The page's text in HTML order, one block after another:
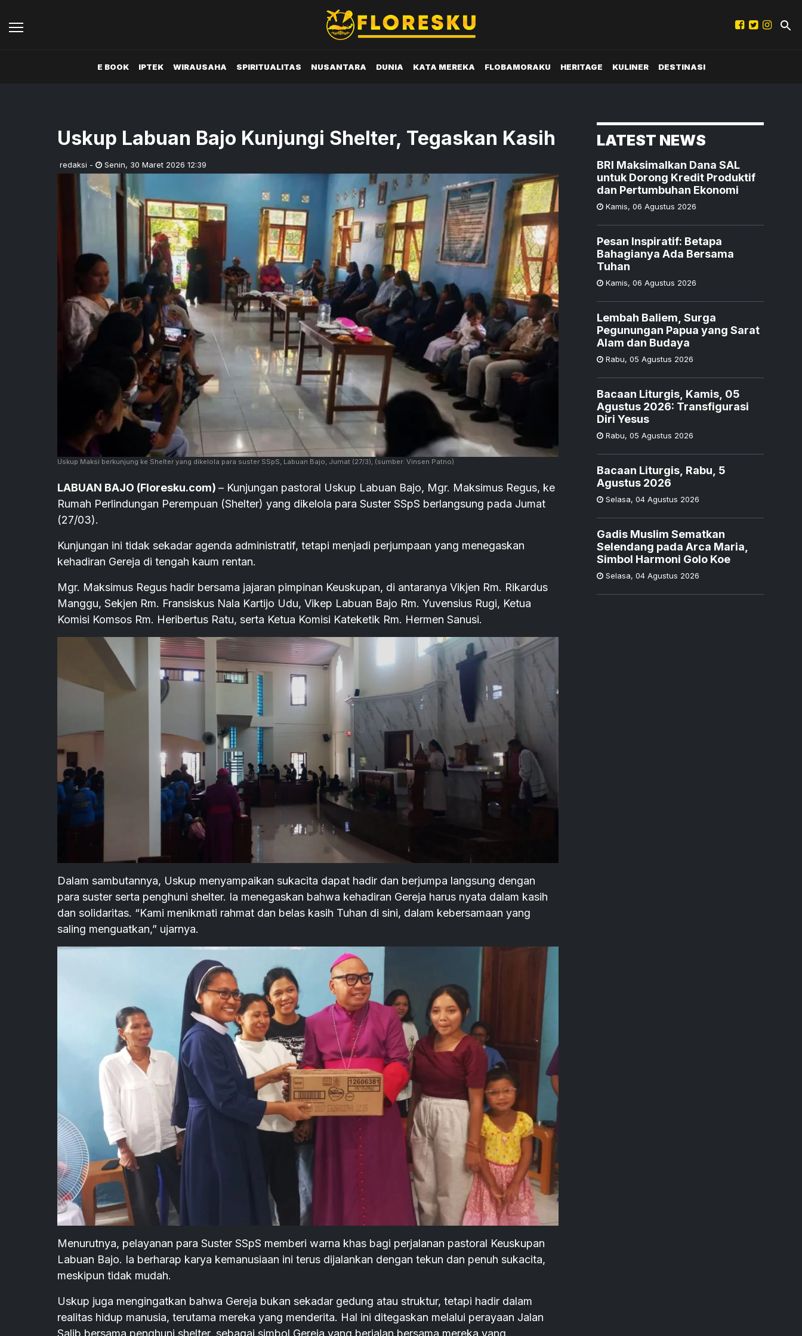
E BOOK IPTEK WIRAUSAHA SPIRITUALITAS NUSANTARA DUNIA KATA MEREKA FLOBAMORAKU HERITAGE KULINER DESTINASI
Uskup Labuan Bajo Kunjungi Shelter, Tegaskan Kasih
redaksi - Senin, 30 Maret 2026 12:39
Uskup Maksi berkunjung ke Shelter yang dikelola para suster SSpS, Labuan Bajo, Jumat (27/3), (sumber: Vinsen Patno)
LABUAN BAJO (Floresku.com) – Kunjungan pastoral Uskup Labuan Bajo, Mgr. Maksimus Regus, ke
Rumah Perlindungan Perempuan (Shelter) yang dikelola para Suster SSpS berlangsung pada Jumat
(27/03).
Kunjungan ini tidak sekadar agenda administratif, tetapi menjadi perjumpaan yang menegaskan
kehadiran Gereja di tengah kaum rentan.
Mgr. Maksimus Regus hadir bersama jajaran pimpinan Keuskupan, di antaranya Vikjen Rm. Rikardus
Manggu, Sekjen Rm. Fransiskus Nala Kartijo Udu, Vikep Labuan Bajo Rm. Yuvensius Rugi, Ketua
Komisi Komsos Rm. Heribertus Ratu, serta Ketua Komisi Kateketik Rm. Hermen Sanusi.
Dalam sambutannya, Uskup menyampaikan sukacita dapat hadir dan berjumpa langsung dengan
para suster serta penghuni shelter. Ia menegaskan bahwa kehadiran Gereja harus nyata dalam kasih
dan solidaritas. “Kami menikmati rahmat dan belas kasih Tuhan di sini, dalam kebersamaan yang
saling menguatkan,” ujarnya.
Menurutnya, pelayanan para Suster SSpS memberi warna khas bagi perjalanan pastoral Keuskupan
Labuan Bajo. Ia berharap karya kemanusiaan ini terus dijalankan dengan tekun dan penuh sukacita,
meskipun tidak mudah.
Uskup juga mengingatkan bahwa Gereja bukan sekadar gedung atau struktur, tetapi hadir dalam
realitas hidup manusia, terutama mereka yang menderita. Hal ini ditegaskan melalui perayaan Jalan
Salib bersama penghuni shelter, sebagai simbol Gereja yang berjalan bersama mereka yang
LATEST NEWS
BRI Maksimalkan Dana SAL
untuk Dorong Kredit Produktif
dan Pertumbuhan Ekonomi
Kamis, 06 Agustus 2026
Pesan Inspiratif: Betapa
Bahagianya Ada Bersama
Tuhan
Kamis, 06 Agustus 2026
Lembah Baliem, Surga
Pegunungan Papua yang Sarat
Alam dan Budaya
Rabu, 05 Agustus 2026
Bacaan Liturgis, Kamis, 05
Agustus 2026: Transfigurasi
Diri Yesus
Rabu, 05 Agustus 2026
Bacaan Liturgis, Rabu, 5
Agustus 2026
Selasa, 04 Agustus 2026
Gadis Muslim Sematkan
Selendang pada Arca Maria,
Simbol Harmoni Golo Koe
Selasa, 04 Agustus 2026